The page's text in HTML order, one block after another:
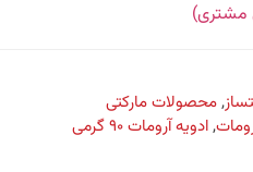
مشتری)
,محصولات مارکتی
,ادویه آرومات 90 گرمی